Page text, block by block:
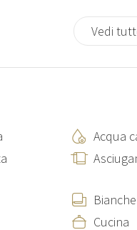
privato. Incluso
richiesta. A disposizione
comune con tavolo da
una camera
Vedi
Acqua
Cucina